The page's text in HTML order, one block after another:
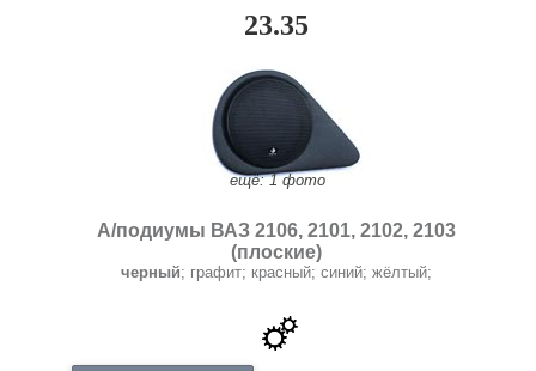
23.35
ещё: 1 фото
А/подиумы ВАЗ 2106, 2101, 2102, 2103
(плоские)
черный; графит; красный; синий; жёлтый;